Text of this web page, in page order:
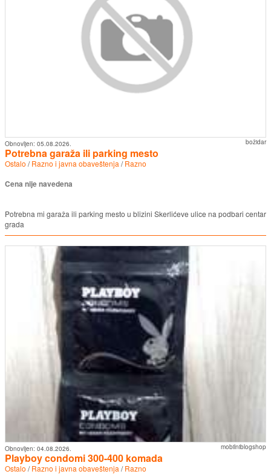
božidar
Obnovljen: 05.08.2026.
Potrebna garaža ili parking mesto
Ostalo /Razno i javna obaveštenja /Razno
Cena nije navedena
Potrebna mi garaža ili parking mesto u blizini Skerlićeve ulice na podbari centar
grada
mobilniblogshop
Obnovljen: 04.08.2026.
Playboy condomi 300-400 komada
Ostalo /Razno i javna obaveštenja /Razno